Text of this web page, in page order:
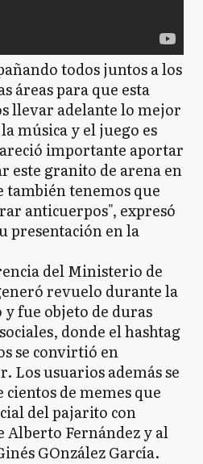
todos juntos a los
áreas para que esta
llevar adelante lo mejor
música y el juego es
importante aportar
este granito de arena en
también tenemos que
anticuerpos", expresó
presentación en la
del Ministerio de
revuelo durante la
fue objeto de duras
donde el hashtag
se convirtió en
Los usuarios además se
de memes que
del pajarito con
Alberto Fernández y al
GOnzález García.